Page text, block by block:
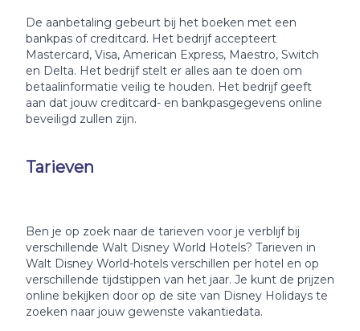
De aanbetaling gebeurt bij het boeken met een
bankpas of creditcard. Het bedrijf accepteert
Mastercard, Visa, American Express, Maestro, Switch
en Delta. Het bedrijf stelt er alles aan te doen om
betaalinformatie veilig te houden. Het bedrijf geeft
aan dat jouw creditcard- en bankpasgegevens online
beveiligd zullen zijn.
Tarieven
Ben je op zoek naar de tarieven voor je verblijf bij
verschillende Walt Disney World Hotels? Tarieven in
Walt Disney World-hotels verschillen per hotel en op
verschillende tijdstippen van het jaar. Je kunt de prijzen
online bekijken door op de site van Disney Holidays te
zoeken naar jouw gewenste vakantiedata.